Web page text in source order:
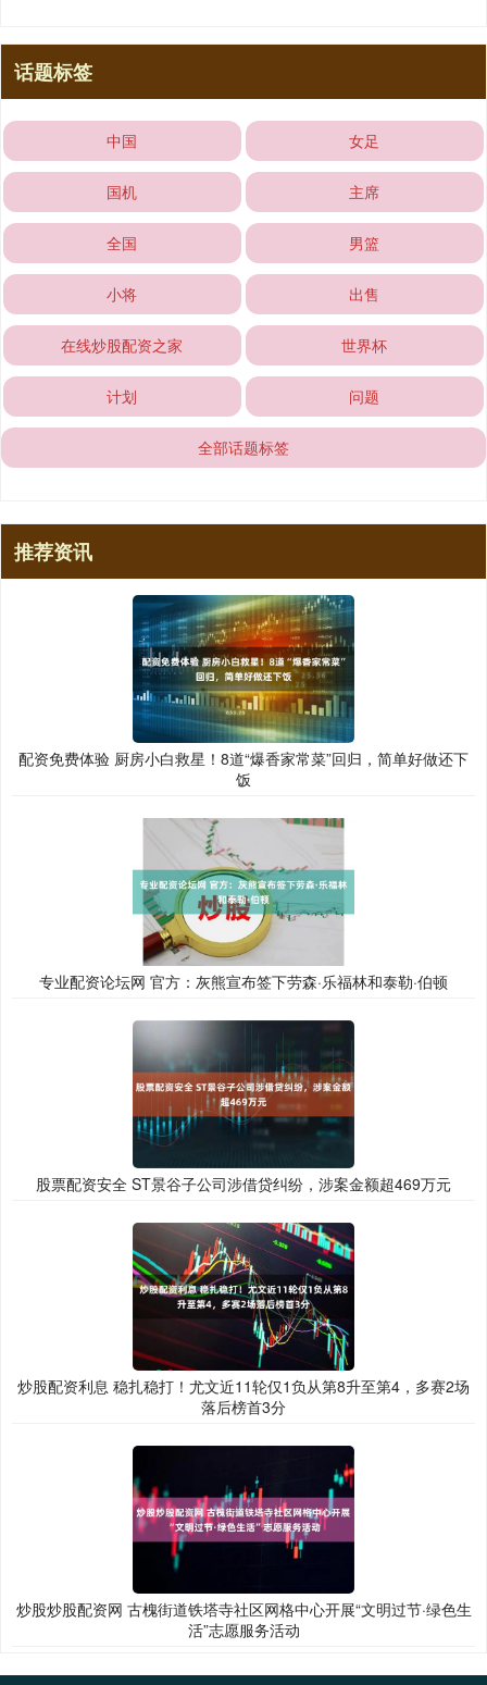
话题标签
中国 女足
国机 主席
全国 男篮
小将 出售
在线炒股配资之家 世界杯
计划 问题
全部话题标签
推荐资讯
配资免费体验 厨房小白救星！8道“爆香家常菜”回归，简单好做还下
饭
专业配资论坛网 官方：灰熊宣布签下劳森·乐福林和泰勒·伯顿
股票配资安全 ST景谷子公司涉借贷纠纷，涉案金额超469万元
炒股配资利息 稳扎稳打！尤文近11轮仅1负从第8升至第4，多赛2场
落后榜首3分
炒股炒股配资网 古槐街道铁塔寺社区网格中心开展“文明过节·绿色生
活”志愿服务活动